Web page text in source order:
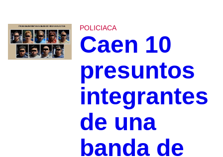
POLICIACA
Caen 10
presuntos
integrantes
de una
banda de